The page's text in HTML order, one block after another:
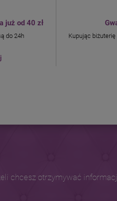
już od 40 zł
do 24h
Kupując
chcesz otrzymywać